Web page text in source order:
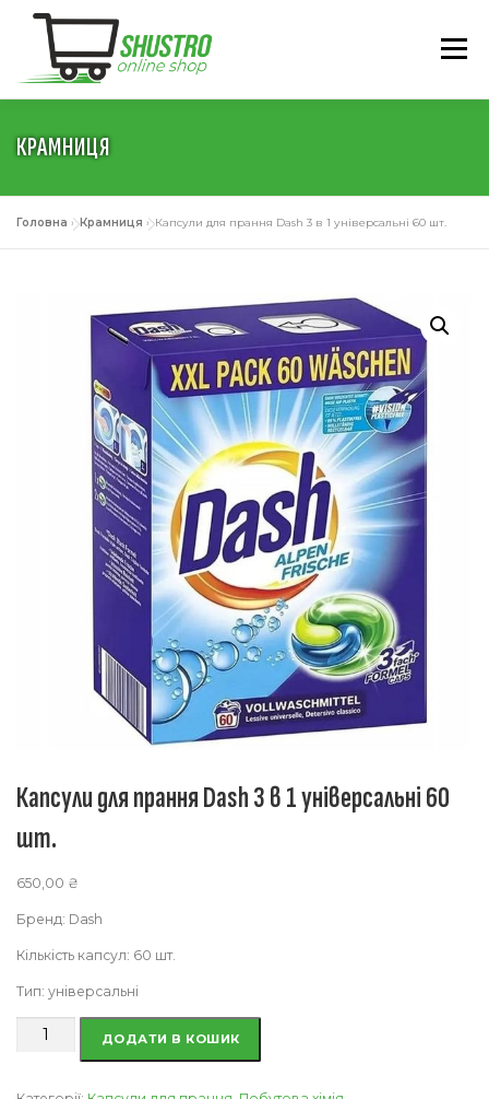
Перейти
Меню
ГОЛОВНА
КРАМНИЦЯ
Головна »Крамниця »Капсули для прання Dash 3 в 1 універсальні 60 шт.
Капсули для прання Dash 3 в 1 універсальні 60
шт.
650,00 ₴
Бренд: Dash
Кількість капсул: 60 шт.
Тип: універсальні
Капсули
Dash
ДОДАТИ В КОШИК